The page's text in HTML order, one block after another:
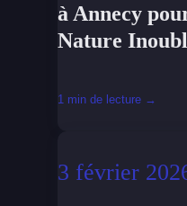
à Annecy
Nature
1 min de lecture →
3 février